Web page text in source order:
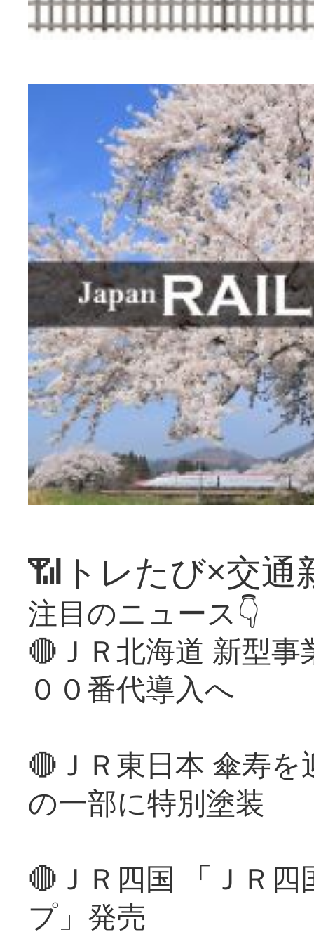
📶トレたび×交通
注目のニュース👇
🔴ＪＲ北海道 新型
００番代導入へ
🔴ＪＲ東日本 傘寿
の一部に特別塗装
🔴ＪＲ四国 「ＪＲ
プ」発売